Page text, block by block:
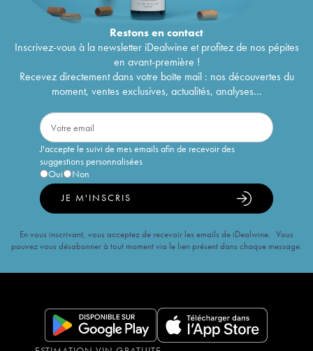
Restons encontact
Inscrivez-vous à la newsletter iDealwine et profitez de nos pépites
en avant-première !
Recevez directement dans votre boîte mail : nos découvertes du
moment, ventes exclusives, actualités, analyses...
J'accepte le suivi de mes emails afin de recevoir des
suggestions personnalisées
Oui
Non
JE M'INSCRIS
En vous inscrivant, vous acceptez de recevoir les emails de iDealwine. Vous
pouvez vous désabonner à tout moment via le lien présent dans chaque message.